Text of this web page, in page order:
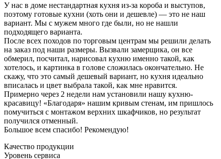
У нас в доме нестандартная кухня из-за короба и выступов,
поэтому готовые кухни (хоть они и дешевле) — это не наш
вариант. Мы с мужем много где были, но не нашли
подходящего варианта.
После всех походов по торговым центрам мы решили делать
на заказ под наши размеры. Вызвали замерщика, он все
обмерил, посчитал, нарисовал кухню именно такой, как
хотелось, и картинка в голове сложилась окончательно. Не
скажу, что это самый дешевый вариант, но кухня идеально
вписалась и цвет выбрала такой, как мне нравится.
Примерно через 2 недели нам установили нашу кухню-
красавицу! «Благодаря» нашим кривым стенам, им пришлось
помучиться с монтажом верхних шкафчиков, но результат
получился отменный.
Большое всем спасибо! Рекомендую!
Качество продукции
Уровень сервиса